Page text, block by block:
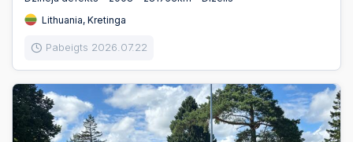
Lithuania, Kretinga
Pabeigts 2026.07.22